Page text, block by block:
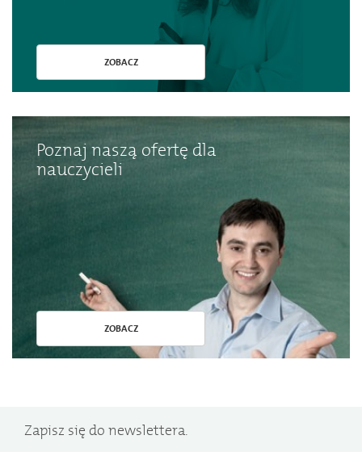
ZOBACZ
Poznaj naszą ofertę dla
nauczycieli
ZOBACZ
Zapisz się do newslettera.